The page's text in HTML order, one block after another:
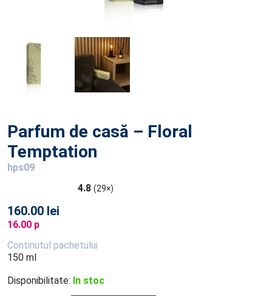
Parfum de casă – Floral
Temptation
hps09
4.8 (29×)
160.00 lei
16.00 p
Continutul pachetului
150 ml
Disponibilitate: In stoc